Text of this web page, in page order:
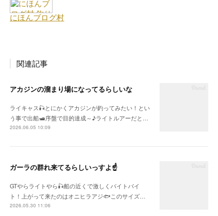
関連記事
アカジンの溜まり場になってるらしいな
ライキャス🎣とにかくアカジンが釣ってみたい！とい
う事で出船🛥序盤で目的達成～♪ライトルアーだと…
2026.06.05 10:09
ガーラの群れ来てるらしいっすよ☝
GTやらライトやら🎣船の近くで激しくバイトバイ
ト！上がって来たのはオニヒラアジ🐟このサイズ…
2026.05.30 11:06